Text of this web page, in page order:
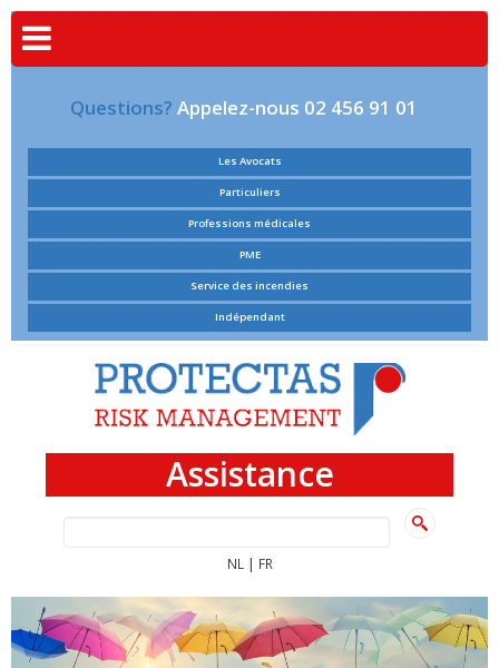
Questions? Appelez-nous 02 456 91 01
Les Avocats
Particuliers
Professions médicales
PME
Service des incendies
Indépendant
Assistance
NL | FR